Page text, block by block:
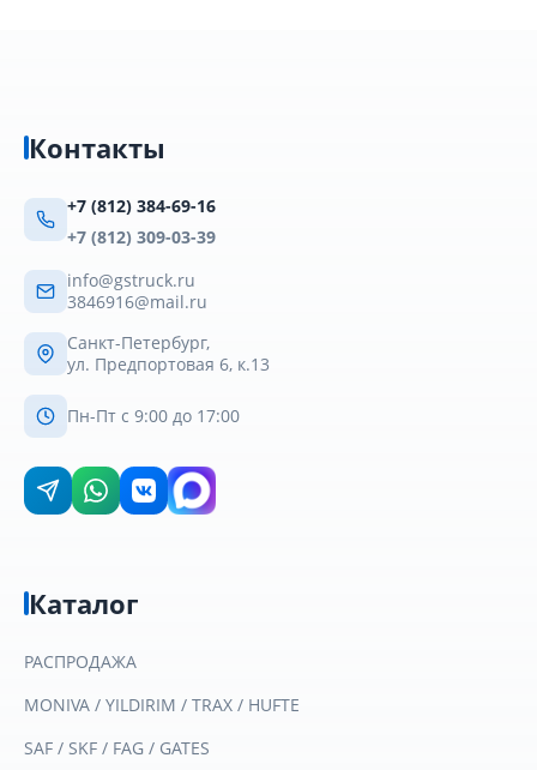
Контакты
+7 (812) 384-69-16
+7 (812) 309-03-39
info@gstruck.ru
3846916@mail.ru
Санкт-Петербург,
ул. Предпортовая 6, к.13
Пн-Пт с 9:00 до 17:00
Каталог
РАСПРОДАЖА
MONIVA / YILDIRIM / TRAX / HUFTE
SAF / SKF / FAG / GATES